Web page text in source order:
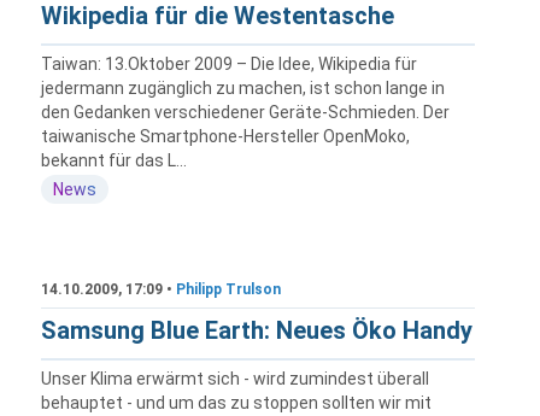
Wikipedia für die Westentasche
Taiwan: 13.Oktober 2009 – Die Idee, Wikipedia für
jedermann zugänglich zu machen, ist schon lange in
den Gedanken verschiedener Geräte-Schmieden. Der
taiwanische Smartphone-Hersteller OpenMoko,
bekannt für das L...
News
14.10.2009, 17:09 • Philipp Trulson
Samsung Blue Earth: Neues Öko Handy
Unser Klima erwärmt sich - wird zumindest überall
behauptet - und um das zu stoppen sollten wir mit